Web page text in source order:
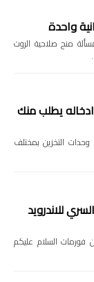
واحدة
منح صلاحية الروت
يطلب منك
التخزين بمختلف
للاندرويد
فورمات السلام عليكم